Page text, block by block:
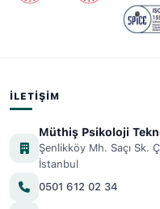
İLETIŞIM
Müthiş Psikoloji
Şenlikköy Mh. Saçı Sk.
İstanbul
0501 612 02 34